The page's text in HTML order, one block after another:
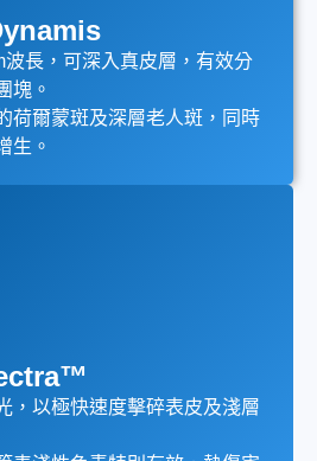
長，可深入真皮層，有效分
塊。
荷爾蒙斑及深層老人斑，同時
生。
，以極快速度擊碎表皮及淺層